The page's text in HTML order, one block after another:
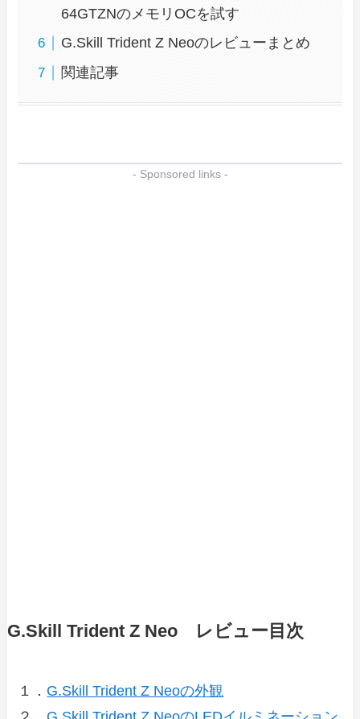
64GTZNのメモリOCを試す
G.Skill Trident Z Neoのレビューまとめ
関連記事
- Sponsored links -
G.Skill Trident Z Neo レビュー目次
１． G.Skill Trident Z Neoの外観